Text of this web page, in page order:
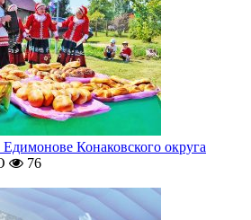
Конаковского округа
76